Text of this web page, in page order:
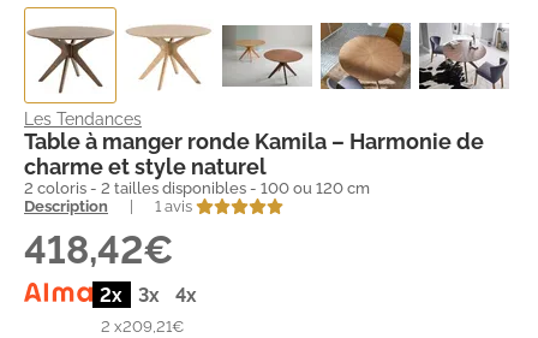
Les Tendances
Table à manger ronde Kamila – Harmonie de
charme et style naturel
2 coloris - 2 tailles disponibles - 100 ou 120 cm
Description
1 avis
418,42€
2x 3x 4x
2 x209,21€